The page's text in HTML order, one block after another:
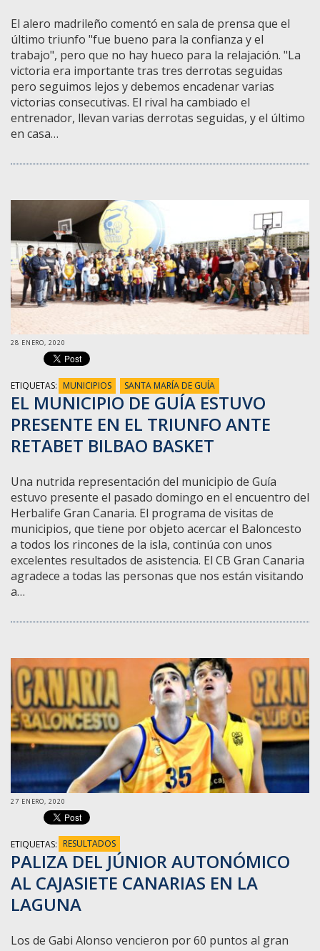
El alero madrileño comentó en sala de prensa que el
último triunfo "fue bueno para la confianza y el
trabajo", pero que no hay hueco para la relajación. "La
victoria era importante tras tres derrotas seguidas
pero seguimos lejos y debemos encadenar varias
victorias consecutivas. El rival ha cambiado el
entrenador, llevan varias derrotas seguidas, y el último
en casa…
28 ENERO, 2020
ETIQUETAS: MUNICIPIOS SANTA MARÍA DE GUÍA
EL MUNICIPIO DE GUÍA ESTUVO
PRESENTE EN EL TRIUNFO ANTE
RETABET BILBAO BASKET
Una nutrida representación del municipio de Guía
estuvo presente el pasado domingo en el encuentro del
Herbalife Gran Canaria. El programa de visitas de
municipios, que tiene por objeto acercar el Baloncesto
a todos los rincones de la isla, continúa con unos
excelentes resultados de asistencia. El CB Gran Canaria
agradece a todas las personas que nos están visitando
a…
27 ENERO, 2020
ETIQUETAS: RESULTADOS
PALIZA DEL JÚNIOR AUTONÓMICO
AL CAJASIETE CANARIAS EN LA
LAGUNA
Los de Gabi Alonso vencieron por 60 puntos al gran